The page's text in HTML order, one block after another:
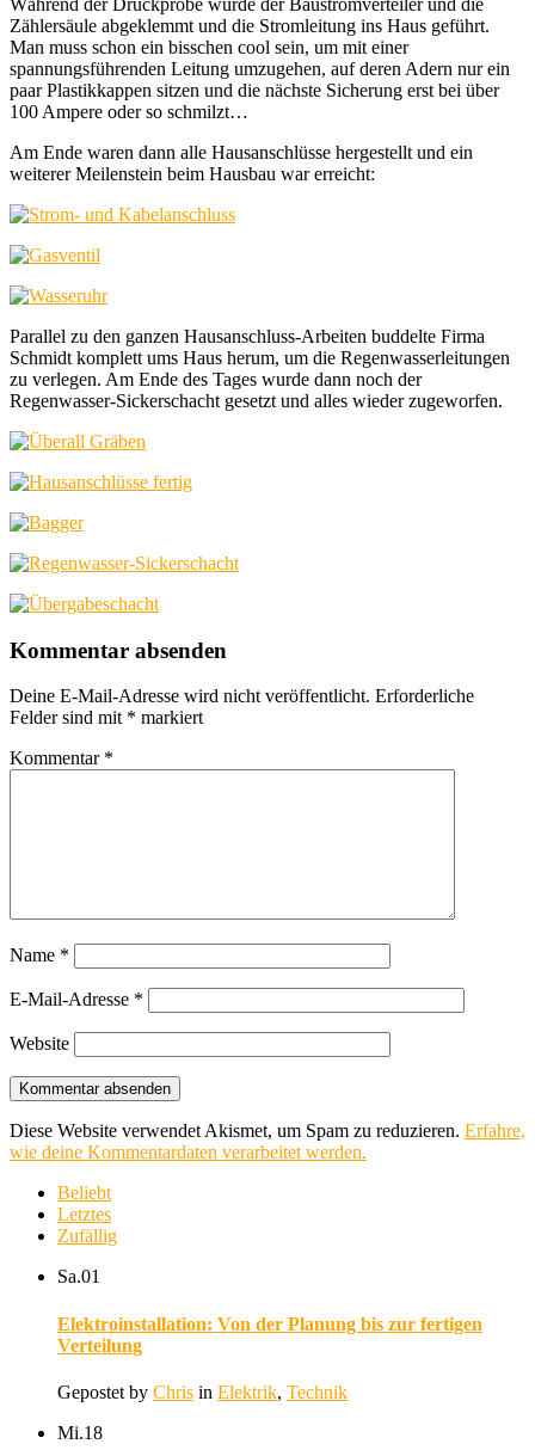
Zählersäule abgeklemmt und die Stromleitung ins Haus geführt.
Man muss schon ein bisschen cool sein, um mit einer
spannungsführenden Leitung umzugehen, auf deren Adern nur ein
paar Plastikkappen sitzen und die nächste Sicherung erst bei über
100 Ampere oder so schmilzt…
Am Ende waren dann alle Hausanschlüsse hergestellt und ein
weiterer Meilenstein beim Hausbau war erreicht:
Parallel zu den ganzen Hausanschluss-Arbeiten buddelte Firma
Schmidt komplett ums Haus herum, um die Regenwasserleitungen
zu verlegen. Am Ende des Tages wurde dann noch der
Regenwasser-Sickerschacht gesetzt und alles wieder zugeworfen.
Kommentar absenden
Deine E-Mail-Adresse wird nicht veröffentlicht. Erforderliche
Felder sind mit * markiert
Kommentar *
Name *
E-Mail-Adresse *
Website
Diese Website verwendet Akismet, um Spam zu reduzieren. Erfahre,
wie deine Kommentardaten verarbeitet werden.
Beliebt
Letztes
Zufällig
Sa.01
Elektroinstallation: Von der Planung bis zur fertigen
Verteilung
Gepostet by Chris in Elektrik, Technik
Mi.18